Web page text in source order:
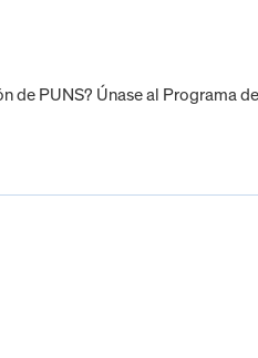
PUNS? Únase al Programa